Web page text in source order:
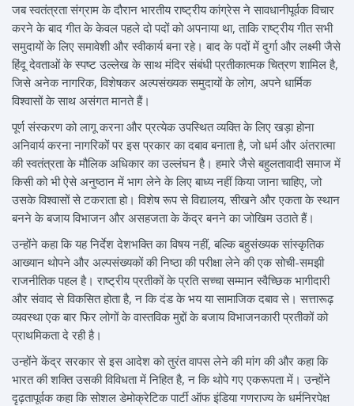
जब स्वतंत्रता संग्राम के दौरान भारतीय राष्ट्रीय कांग्रेस ने सावधानीपूर्वक विचार
करने के बाद गीत के केवल पहले दो पदों को अपनाया था, ताकि राष्ट्रीय गीत सभी
समुदायों के लिए समावेशी और स्वीकार्य बना रहे। बाद के पदों में दुर्गा और लक्ष्मी जैसे
हिंदू देवताओं के स्पष्ट उल्लेख के साथ मंदिर संबंधी प्रतीकात्मक चित्रण शामिल है,
जिसे अनेक नागरिक, विशेषकर अल्पसंख्यक समुदायों के लोग, अपने धार्मिक
विश्वासों के साथ असंगत मानते हैं।
पूर्ण संस्करण को लागू करना और प्रत्येक उपस्थित व्यक्ति के लिए खड़ा होना
अनिवार्य करना नागरिकों पर इस प्रकार का दबाव बनाता है, जो धर्म और अंतरात्मा
की स्वतंत्रता के मौलिक अधिकार का उल्लंघन है। हमारे जैसे बहुलतावादी समाज में
किसी को भी ऐसे अनुष्ठान में भाग लेने के लिए बाध्य नहीं किया जाना चाहिए, जो
उसके विश्वासों से टकराता हो। विशेष रूप से विद्यालय, सीखने और एकता के स्थान
बनने के बजाय विभाजन और असहजता के केंद्र बनने का जोखिम उठाते हैं।
उन्होंने कहा कि यह निर्देश देशभक्ति का विषय नहीं, बल्कि बहुसंख्यक सांस्कृतिक
आख्यान थोपने और अल्पसंख्यकों की निष्ठा की परीक्षा लेने की एक सोची-समझी
राजनीतिक पहल है। राष्ट्रीय प्रतीकों के प्रति सच्चा सम्मान स्वैच्छिक भागीदारी
और संवाद से विकसित होता है, न कि दंड के भय या सामाजिक दबाव से। सत्तारूढ़
व्यवस्था एक बार फिर लोगों के वास्तविक मुद्दों के बजाय विभाजनकारी प्रतीकों को
प्राथमिकता दे रही है।
उन्होंने केंद्र सरकार से इस आदेश को तुरंत वापस लेने की मांग की और कहा कि
भारत की शक्ति उसकी विविधता में निहित है, न कि थोपे गए एकरूपता में। उन्होंने
दृढ़तापूर्वक कहा कि सोशल डेमोक्रेटिक पार्टी ऑफ इंडिया गणराज्य के धर्मनिरपेक्ष